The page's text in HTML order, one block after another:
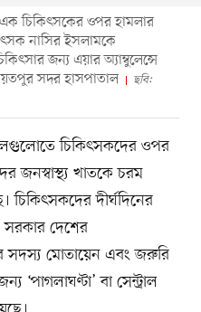
এক চিকিৎসকের ওপর হামলার
নাসির ইসলামকে
জন্য এয়ার অ্যাম্বুলেন্সে
সদর হাসপাতাল
ছবি:
চিকিৎসকদের ওপর
জনস্বাস্থ্য খাতকে চরম
চিকিৎসকদের দীর্ঘদিনের
সরকার দেশের
সদস্য মোতায়েন এবং জরুরি
‘পাগলাঘণ্টা’ বা সেন্ট্রাল